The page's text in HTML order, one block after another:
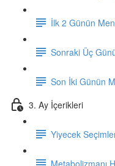
İlk 2 Günün
Sonraki Üç
Son İki Günün
3. Ay İçerikleri
Yiyecek
Metabolizmanı